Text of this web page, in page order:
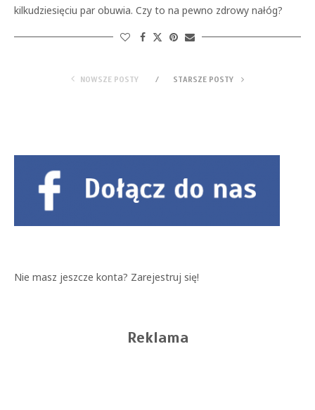
kilkudziesięciu par obuwia. Czy to na pewno zdrowy nałóg?
NOWSZE POSTY STARSZE POSTY
Nie masz jeszcze konta? Zarejestruj się!
Reklama